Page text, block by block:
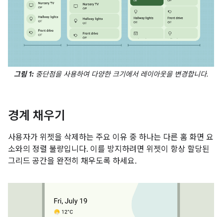
그림 1:중단점을 사용하여 다양한 크기에서 레이아웃을 변경합니다.
경계 채우기
사용자가 위젯을 삭제하는 주요 이유 중 하나는 다른 홈 화면 요
소와의 정렬 불량입니다. 이를 방지하려면 위젯이 항상 할당된
그리드 공간을 완전히 채우도록 하세요.